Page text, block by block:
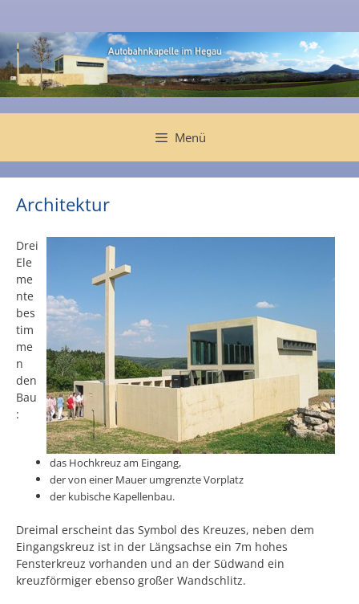
springen
Menü
Architektur
Drei
Ele
me
nte
bes
tim
me
n
den
Bau
:
das Hochkreuz am Eingang,
der von einer Mauer umgrenzte Vorplatz
der kubische Kapellenbau.
Dreimal erscheint das Symbol des Kreuzes, neben dem
Eingangskreuz ist in der Längsachse ein 7m hohes
Fensterkreuz vorhanden und an der Südwand ein
kreuzförmiger ebenso großer Wandschlitz.